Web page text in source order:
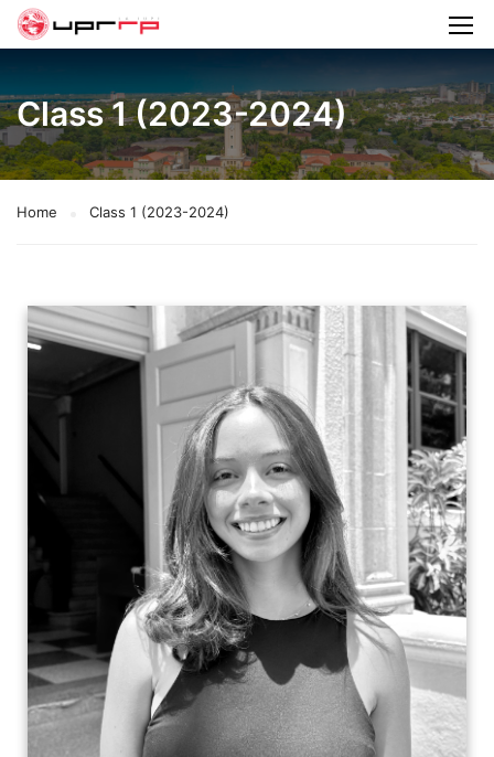
Class 1 (2023-2024)
Home Class 1 (2023-2024)